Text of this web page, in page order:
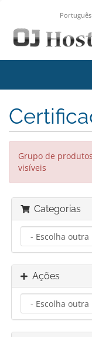
Português
Grupo de
visíveis
Categorias
Ações